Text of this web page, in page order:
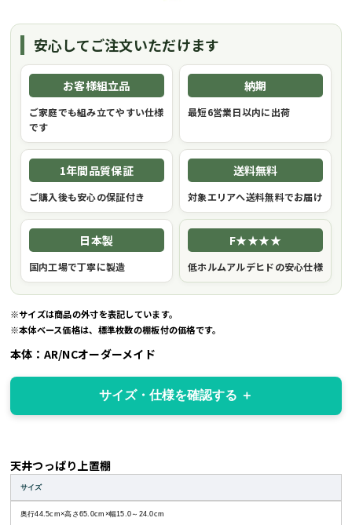
安心してご注文いただけます
お客様組立品
ご家庭でも組み立てやすい仕様
です
納期
最短6営業日以内に出荷
1年間品質保証
ご購入後も安心の保証付き
送料無料
対象エリアへ送料無料でお届け
日本製
国内工場で丁寧に製造
F★★★★
低ホルムアルデヒドの安心仕様
※サイズは商品の外寸を表記しています。
※本体ベース価格は、標準枚数の棚板付の価格です。
本体：AR/NCオーダーメイド
サイズ・仕様を確認する
天井つっぱり上置棚
サイズ
奥行44.5cm×高さ65.0cm×幅15.0～24.0cm